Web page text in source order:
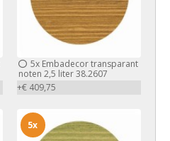
5xEmbadecor transparant
noten 2,5 liter 38.2607
+€ 409,75
5x